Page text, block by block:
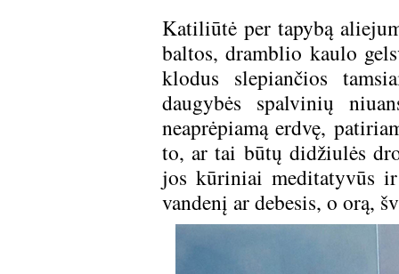
Katiliūtė per tapybą
baltos, dramblio kaulo
klodus slepiančios
daugybės spalvinių
neaprėpiamą erdvę,
to, ar tai būtų didžiulės
jos kūriniai meditatyvūs
vandenį ar debesis, o orą,